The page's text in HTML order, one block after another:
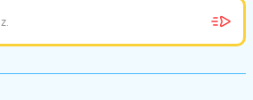
bulunuyor.